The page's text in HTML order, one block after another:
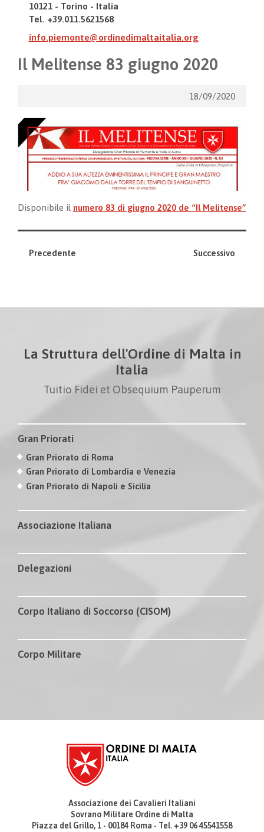
10121 - Torino - Italia
Tel. +39.011.5621568
info.piemonte@ordinedimaltaitalia.org
Il Melitense 83 giugno 2020
18/09/2020
Disponibile il numero 83 di giugno 2020 de “Il Melitense”
Precedente Successivo
La Struttura dell'Ordine di Malta in
Italia
Tuitio Fidei et Obsequium Pauperum
Gran Priorati
Gran Priorato di Roma
Gran Priorato di Lombardia e Venezia
Gran Priorato di Napoli e Sicilia
Associazione Italiana
Delegazioni
Corpo Italiano di Soccorso (CISOM)
Corpo Militare
Associazione dei Cavalieri Italiani
Sovrano Militare Ordine di Malta
Piazza del Grillo, 1 - 00184 Roma - Tel. +39 06 45541558